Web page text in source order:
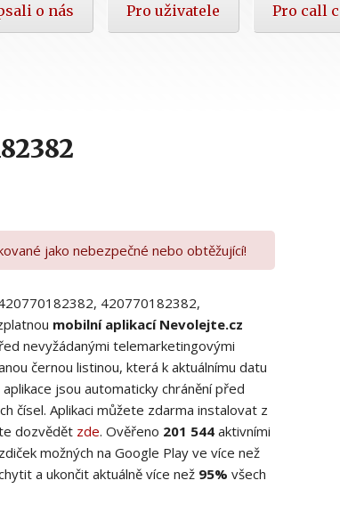
o nás Pro uživatele Pro call
jako nebezpečné nebo obtěžující!
420770182382,
mobilní aplikací Nevolejte.cz
nevyžádanými telemarketingovými
černou listinou, která k aktuálnímu datu
jsou automaticky chránění před
čísel. Aplikaci můžete zdarma instalovat z
dozvědět zde. Ověřeno 201 544 aktivními
možných na Google Play ve více než
a ukončit aktuálně více než 95% všech